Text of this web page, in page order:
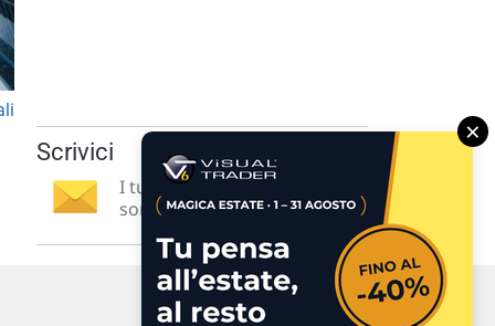
Scrivici
I tuoi suggerimenti per noi
sono preziosi e molto utili! »
×